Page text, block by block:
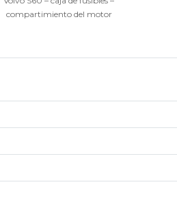
compartimiento del motor